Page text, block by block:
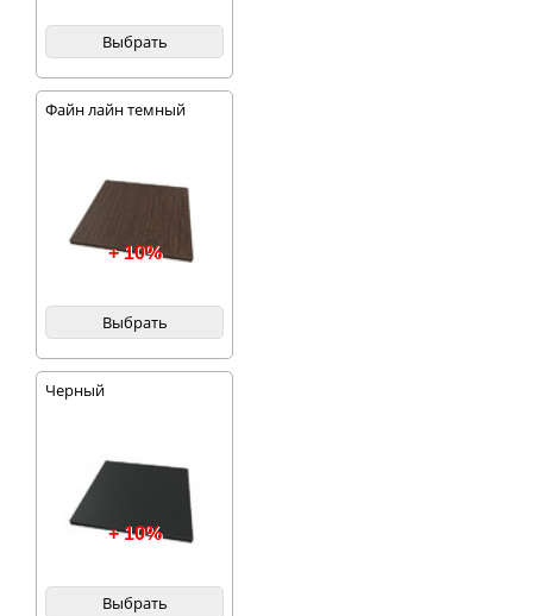
Выбрать
Файн лайн темный
+ 10%
Выбрать
Черный
+ 10%
Выбрать